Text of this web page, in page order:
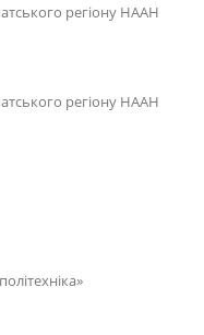
регіону НААН
регіону НААН